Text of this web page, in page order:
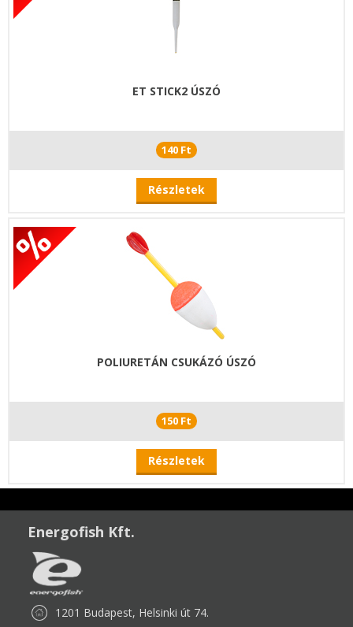
ET STICK2 ÚSZÓ
140 Ft
Részletek
POLIURETÁN CSUKÁZÓ ÚSZÓ
150 Ft
Részletek
Energofish Kft.
1201 Budapest, Helsinki út 74.